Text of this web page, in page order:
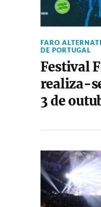
FARO
DE PORTUGAL
Festival
realiza-
3 de